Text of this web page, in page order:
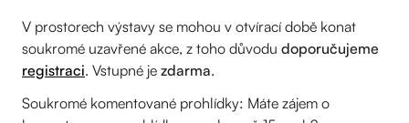
V prostorech výstavy se mohou v otvírací době konat
soukromé uzavřené akce, z toho důvodu doporučujeme
registraci. Vstupné je zdarma.
Soukromé komentované prohlídky: Máte zájem o